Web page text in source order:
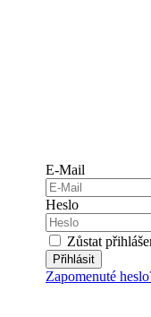
E-Mail
Heslo
Zůstat
Přihlásit
Zapomenuté